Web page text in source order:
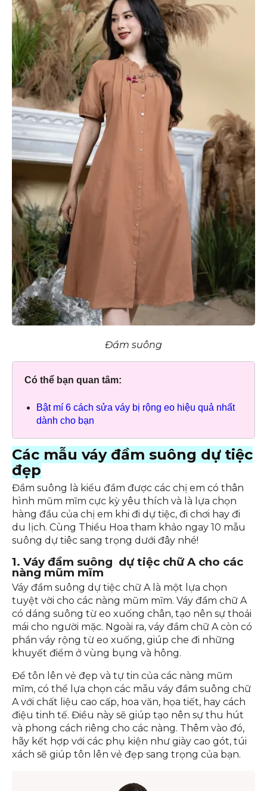
Đầm suông
Có thể bạn quan tâm:
Bật mí 6 cách sửa váy bị rộng eo hiệu quả nhất
dành cho bạn
Các mẫu váy đầm suông dự tiệc
đẹp
Đầm suông là kiểu đầm được các chị em có thân
hình mũm mĩm cực kỳ yêu thích và là lựa chọn
hàng đầu của chị em khi đi dự tiệc, đi chơi hay đi
du lịch. Cùng Thiều Hoa tham khảo ngay 10 mẫu
suông dự tiêc sang trọng dưới đây nhé!
1. Váy đầm suông dự tiệc chữ A cho các
nàng mũm mĩm
Váy đầm suông dự tiệc chữ A là một lựa chọn
tuyệt vời cho các nàng mũm mĩm. Váy đầm chữ A
có dáng suông từ eo xuống chân, tạo nên sự thoải
mái cho người mặc. Ngoài ra, váy đầm chữ A còn có
phần váy rộng từ eo xuống, giúp che đi những
khuyết điểm ở vùng bụng và hông.
Để tôn lên vẻ đẹp và tự tin của các nàng mũm
mĩm, có thể lựa chọn các mẫu váy đầm suông chữ
A với chất liệu cao cấp, hoa văn, họa tiết, hay cách
điệu tinh tế. Điều này sẽ giúp tạo nên sự thu hút
và phong cách riêng cho các nàng. Thêm vào đó,
hãy kết hợp với các phụ kiện như giày cao gót, túi
xách sẽ giúp tôn lên vẻ đẹp sang trọng của bạn.